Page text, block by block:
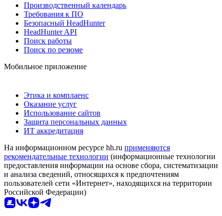
Производственный календарь
Требования к ПО
Безопасный HeadHunter
HeadHunter API
Поиск работы
Поиск по резюме
Мобильное приложение
Этика и комплаенс
Оказание услуг
Использование сайтов
Защита персональных данных
ИТ аккредитация
На информационном ресурсе hh.ru применяются
рекомендательные технологии (информационные технологии
предоставления информации на основе сбора, систематизации
и анализа сведений, относящихся к предпочтениям
пользователей сети «Интернет», находящихся на территории
Российской Федерации)